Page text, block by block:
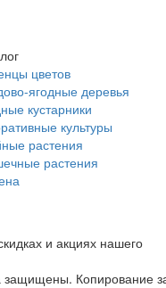
цветов
ягодные деревья
кустарники
культуры
растения
растения
и акциях нашего
защищены. Копирование